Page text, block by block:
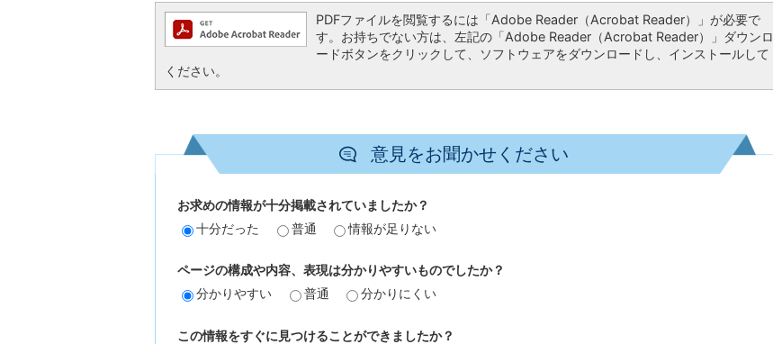
PDFファイルを閲覧するには「Adobe Reader（Acrobat Reader）」が必要で
す。お持ちでない方は、左記の「Adobe Reader（Acrobat Reader）」ダウンロ
ードボタンをクリックして、ソフトウェアをダウンロードし、インストールして
ください。
意見をお聞かせください
お求めの情報が十分掲載されていましたか？
十分だった
普通 情報が足りない
ページの構成や内容、表現は分かりやすいものでしたか？
分かりやすい
普通 分かりにくい
この情報をすぐに見つけることができましたか？